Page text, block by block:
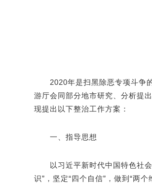
2020年是扫黑除恶专项斗争
游厅会同部分地市研究、分析提
现提出以下整治工作方案：
一、指导思想
以习近平新时代中国特色社
识”，坚定“四个自信”，做到“两